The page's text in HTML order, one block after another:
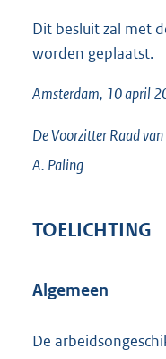
Dit besluit zal met
worden geplaatst.
Amsterdam, 10 april
De Voorzitter Raad
A. Paling
TOELICHTING
Algemeen
De